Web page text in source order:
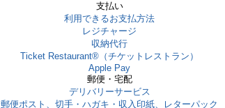
支払い
利用できるお支払方法
レジチャージ
収納代行
Ticket Restaurant®（チケットレストラン）
Apple Pay
郵便・宅配
デリバリーサービス
郵便ポスト、切手・ハガキ・収入印紙、レターパック